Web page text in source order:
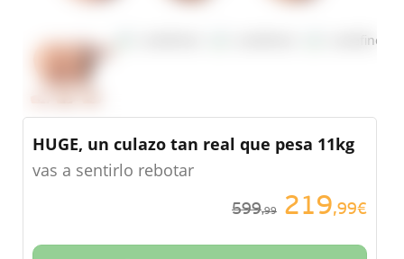
HUGE, un culazo tan real que pesa 11kg
vas a sentirlo rebotar
599,99 219,99€